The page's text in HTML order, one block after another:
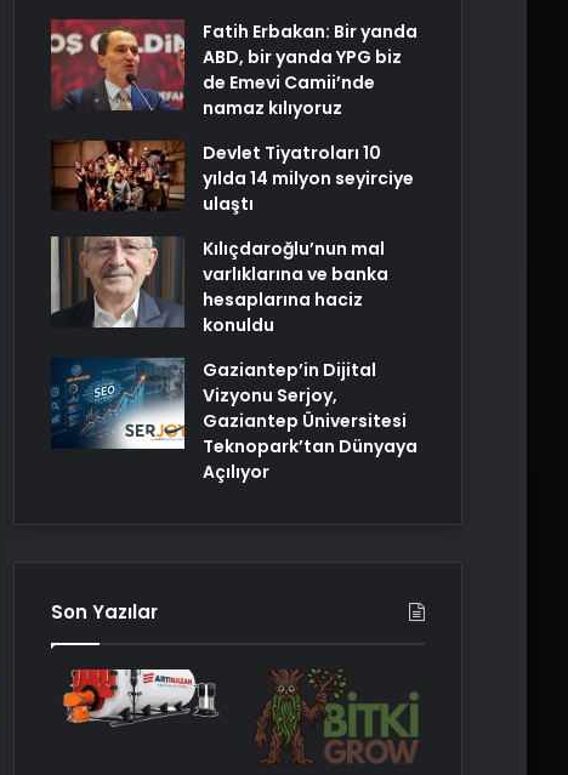
Fatih Erbakan: Bir yanda
ABD, bir yanda YPG biz
de Emevi Camii’nde
namaz kılıyoruz
Devlet Tiyatroları 10
yılda 14 milyon seyirciye
ulaştı
Kılıçdaroğlu’nun mal
varlıklarına ve banka
hesaplarına haciz
konuldu
Gaziantep’in Dijital
Vizyonu Serjoy,
Gaziantep Üniversitesi
Teknopark’tan Dünyaya
Açılıyor
Son Yazılar